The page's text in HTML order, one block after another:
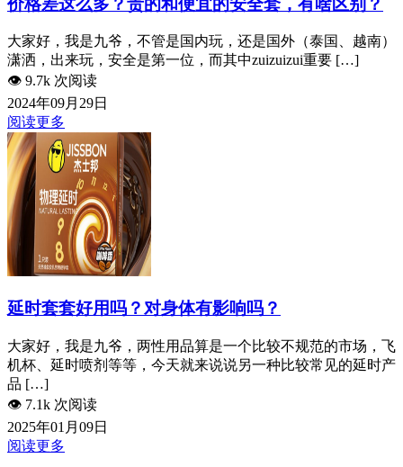
大家好，我是九爷，不管是国内玩，还是国外（泰国、越南）
潇洒，出来玩，安全是第一位，而其中zuizuizui重要 […]
👁️ 9.7k 次阅读
2024年09月29日
阅读更多
延时套套好用吗？对身体有影响吗？
大家好，我是九爷，两性用品算是一个比较不规范的市场，飞
机杯、延时喷剂等等，今天就来说说另一种比较常见的延时产
品 […]
👁️ 7.1k 次阅读
2025年01月09日
阅读更多